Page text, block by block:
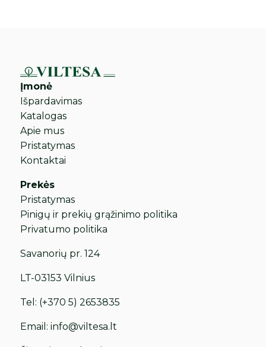
Įmonė
Išpardavimas
Katalogas
Apie mus
Pristatymas
Kontaktai
Prekės
Pristatymas
Pinigų ir prekių grąžinimo politika
Privatumo politika
Savanorių pr. 124
LT-03153 Vilnius
Tel: (+370 5) 2653835
Email:info@viltesa.lt